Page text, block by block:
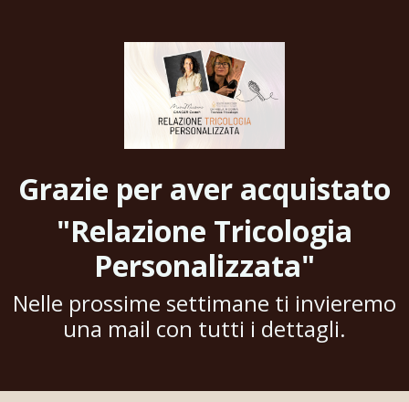
Grazie per aver acquistato
"Relazione Tricologia
Personalizzata"
Nelle prossime settimane ti invieremo
una mail con tutti i dettagli.